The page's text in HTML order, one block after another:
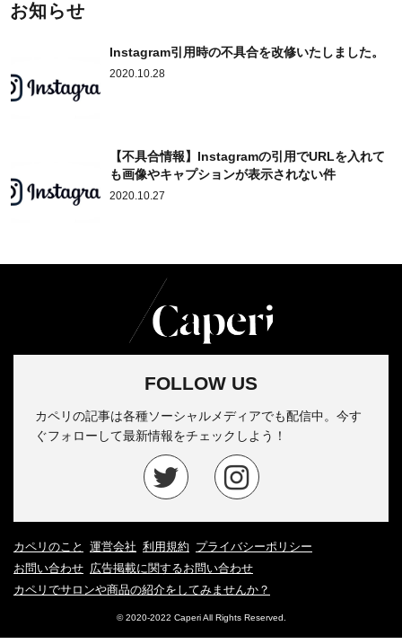
お知らせ
Instagram引用時の不具合を改修いたしました。
2020.10.28
【不具合情報】Instagramの引用でURLを入れて
も画像やキャプションが表示されない件
2020.10.27
FOLLOW US
カペリの記事は各種ソーシャルメディアでも配信中。今す
ぐフォローして最新情報をチェックしよう！
カペリのこと 運営会社 利用規約 プライバシーポリシー
お問い合わせ 広告掲載に関するお問い合わせ
カペリでサロンや商品の紹介をしてみませんか？
© 2020-2022 Caperi All Rights Reserved.